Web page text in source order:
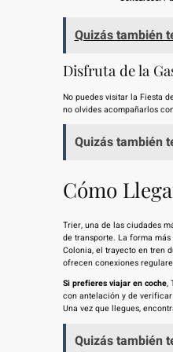
Quizás también
Disfruta de la
No puedes visitar la Fiesta
no olvides acompañarlos
Quizás también
Cómo
Trier, una de las ciudades
de transporte. La forma
Colonia, el trayecto en tren
ofrecen conexiones
Si prefieres viajar en coche,
con antelación y de
Una vez que llegues,
Quizás también